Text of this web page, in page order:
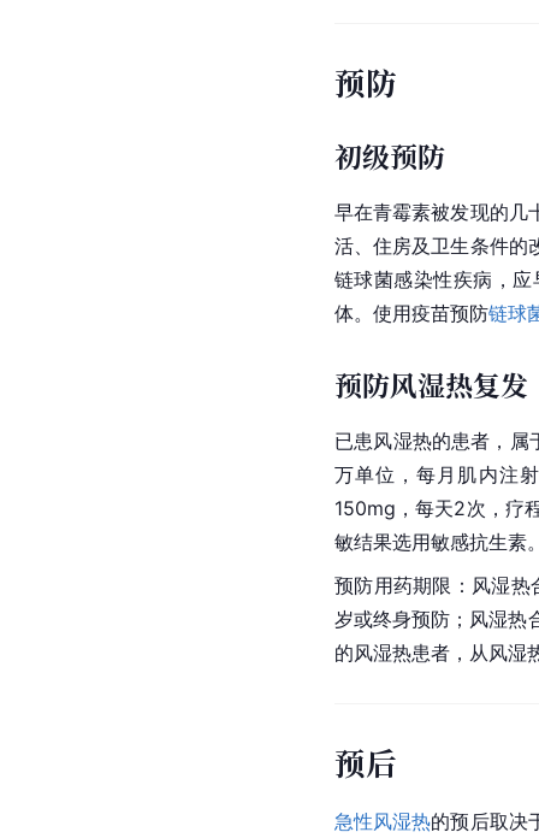
预防
初级预防
早在青霉素被发现的几
活、住房及卫生条件的
链球菌感染性疾病，
体。使用疫苗预防链球
预防风湿热复发
已患风湿热的患者，属
万单位，每月肌内注
150mg，每天2次，疗
敏结果选用敏感抗生素
预防用药期限：风湿
岁或终身预防；风湿热
的风湿热患者，从风湿
预后
急性风湿热的预后取决